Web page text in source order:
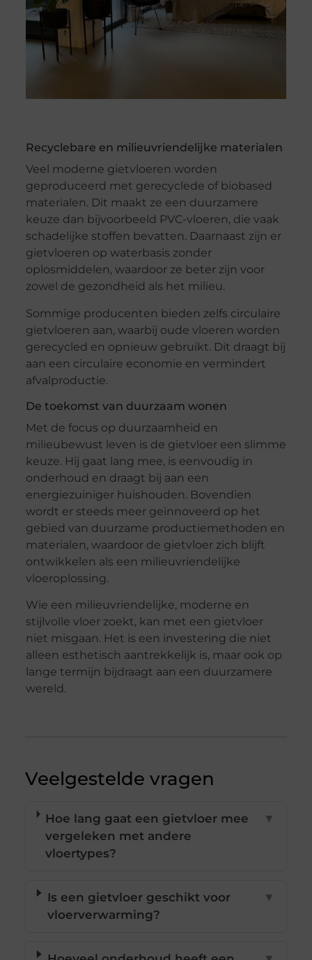
Recyclebare en milieuvriendelijke materialen
Veel moderne gietvloeren worden
geproduceerd met gerecyclede of biobased
materialen. Dit maakt ze een duurzamere
keuze dan bijvoorbeeld PVC-vloeren, die vaak
schadelijke stoffen bevatten. Daarnaast zijn er
gietvloeren op waterbasis zonder
oplosmiddelen, waardoor ze beter zijn voor
zowel de gezondheid als het milieu.
Sommige producenten bieden zelfs circulaire
gietvloeren aan, waarbij oude vloeren worden
gerecycled en opnieuw gebruikt. Dit draagt bij
aan een circulaire economie en vermindert
afvalproductie.
De toekomst van duurzaam wonen
Met de focus op duurzaamheid en
milieubewust leven is de gietvloer een slimme
keuze. Hij gaat lang mee, is eenvoudig in
onderhoud en draagt bij aan een
energiezuiniger huishouden. Bovendien
wordt er steeds meer geïnnoveerd op het
gebied van duurzame productiemethoden en
materialen, waardoor de gietvloer zich blijft
ontwikkelen als een milieuvriendelijke
vloeroplossing.
Wie een milieuvriendelijke, moderne en
stijlvolle vloer zoekt, kan met een gietvloer
niet misgaan. Het is een investering die niet
alleen esthetisch aantrekkelijk is, maar ook op
lange termijn bijdraagt aan een duurzamere
wereld.
Veelgestelde vragen
Hoe lang gaat een gietvloer mee
vergeleken met andere
vloertypes?
▼
Is een gietvloer geschikt voor
vloerverwarming?
▼